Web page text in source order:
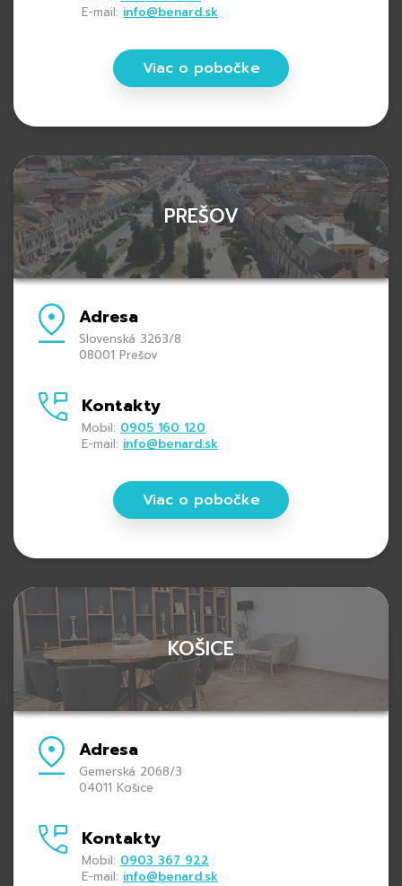
E-mail: info@benard.sk
Viac o pobočke
PREŠOV
Adresa
Slovenská 3263/8
08001 Prešov
Kontakty
Mobil: 0905 160 120
E-mail: info@benard.sk
Viac o pobočke
KOŠICE
Adresa
Gemerská 2068/3
04011 Košice
Kontakty
Mobil: 0903 367 922
E-mail: info@benard.sk